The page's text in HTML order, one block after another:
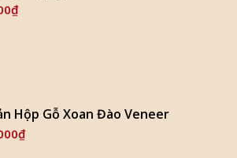
₫
Hộp Gỗ Xoan Đào Veneer
₫